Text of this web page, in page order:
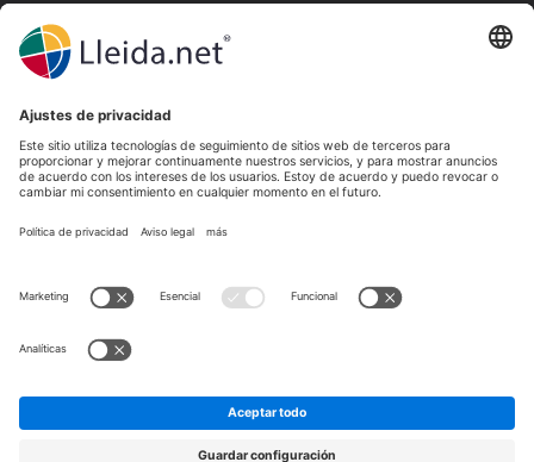
Lleida · Madrid · València · São Paulo · Bogotá ·
Santiago de Chile · Dubai · Santo Domingo ·
Lima
Ir a LinkedInIr a Twitter Ir a YouTubeIr a Instagram
Aviso legal
Canal de denuncias